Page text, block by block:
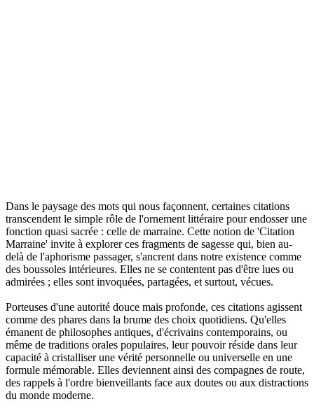
Dans le paysage des mots qui nous façonnent, certaines citations
transcendent le simple rôle de l'ornement littéraire pour endosser une
fonction quasi sacrée : celle de marraine. Cette notion de 'Citation
Marraine' invite à explorer ces fragments de sagesse qui, bien au-
delà de l'aphorisme passager, s'ancrent dans notre existence comme
des boussoles intérieures. Elles ne se contentent pas d'être lues ou
admirées ; elles sont invoquées, partagées, et surtout, vécues.
Porteuses d'une autorité douce mais profonde, ces citations agissent
comme des phares dans la brume des choix quotidiens. Qu'elles
émanent de philosophes antiques, d'écrivains contemporains, ou
même de traditions orales populaires, leur pouvoir réside dans leur
capacité à cristalliser une vérité personnelle ou universelle en une
formule mémorable. Elles deviennent ainsi des compagnes de route,
des rappels à l'ordre bienveillants face aux doutes ou aux distractions
du monde moderne.